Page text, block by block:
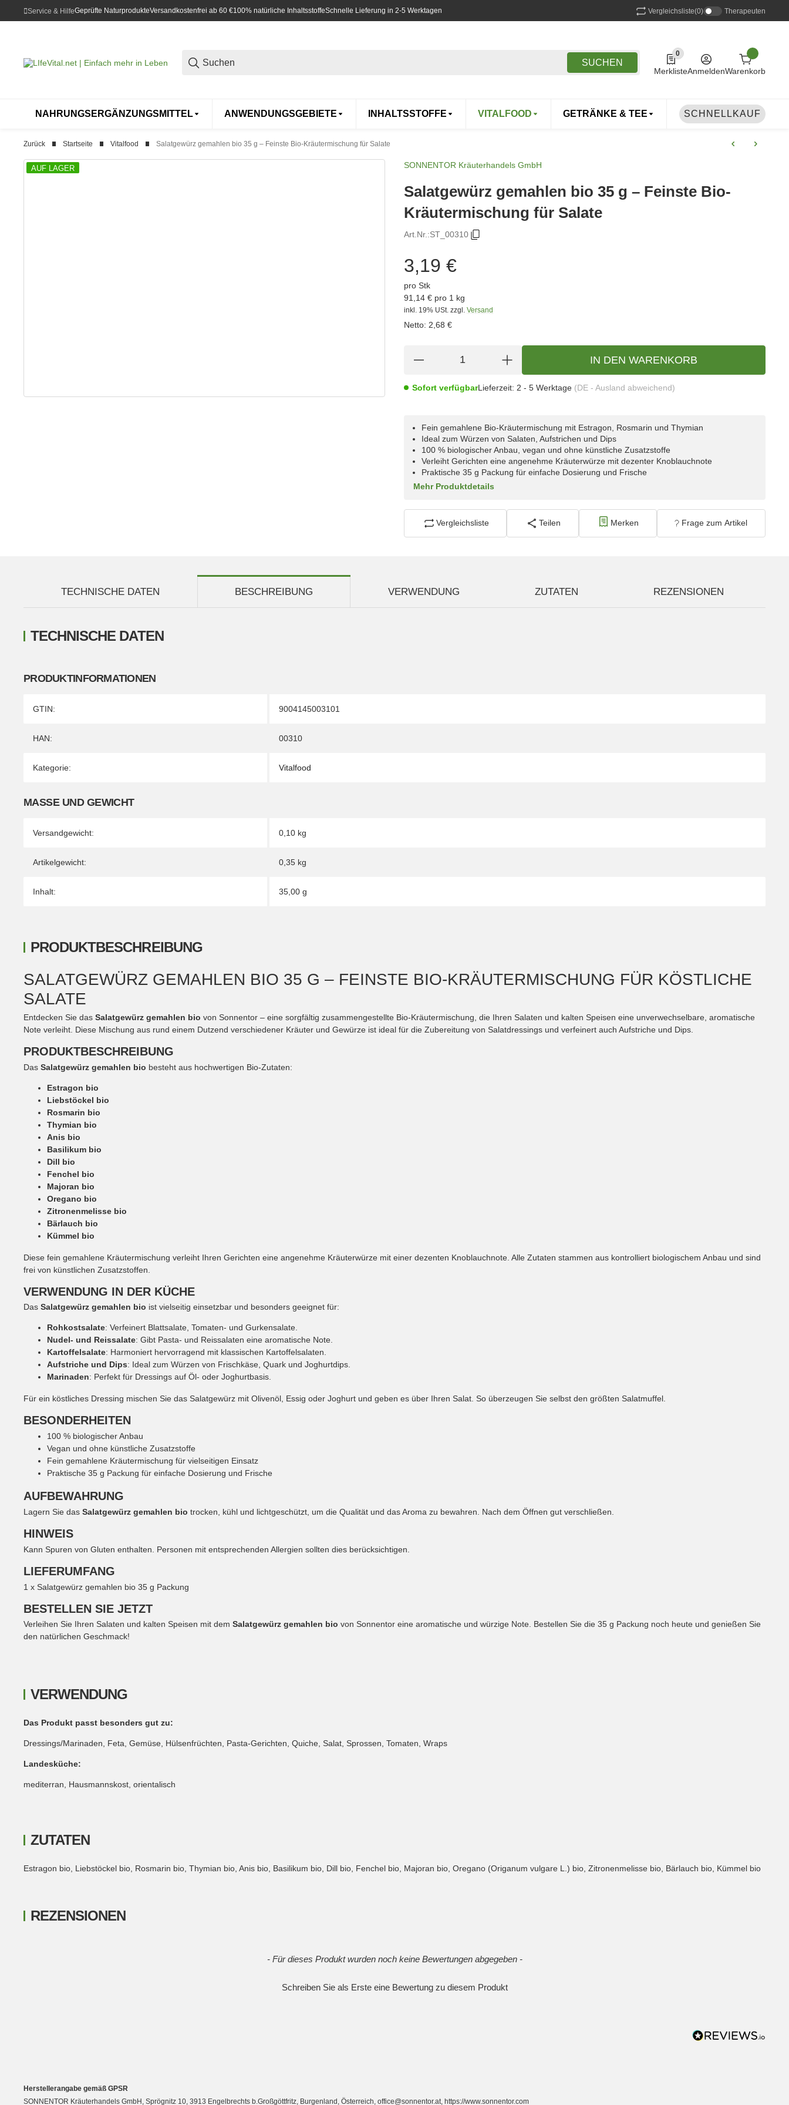
Service & HilfeGeprüfte NaturprodukteVersandkostenfrei ab 60 €100% natürliche InhaltsstoffeSchnelle Lieferung in 2-5 Werktagen Vergleichsliste(0) Therapeuten
SUCHEN
0
0 Produkte in der Liste
MerklisteAnmeldenWarenkorb
NAHRUNGSERGÄNZUNGSMITTEL ANWENDUNGSGEBIETE INHALTSSTOFFE VITALFOOD GETRÄNKE & TEE DROGERIE TIERE
SCHNELLKAUF
Zurück Startseite Vitalfood Salatgewürz gemahlen bio 35 g – Feinste Bio-Kräutermischung für Salate
AUF LAGER SONNENTOR Kräuterhandels GmbH
Salatgewürz gemahlen bio 35 g – Feinste Bio-
Kräutermischung für Salate
Art.Nr.:ST_00310
3,19 €
pro Stk
91,14 € pro 1 kg
inkl. 19% USt. zzgl. Versand
Netto: 2,68 €
IN DEN WARENKORB
Sofort verfügbarLieferzeit: 2 - 5 Werktage (DE - Ausland abweichend)
Fein gemahlene Bio-Kräutermischung mit Estragon, Rosmarin und Thymian
Ideal zum Würzen von Salaten, Aufstrichen und Dips
100 % biologischer Anbau, vegan und ohne künstliche Zusatzstoffe
Verleiht Gerichten eine angenehme Kräuterwürze mit dezenter Knoblauchnote
Praktische 35 g Packung für einfache Dosierung und Frische
Mehr Produktdetails
Vergleichsliste Teilen Merken Frage zum Artikel
TECHNISCHE DATEN BESCHREIBUNG VERWENDUNG ZUTATEN REZENSIONEN
TECHNISCHE DATEN
PRODUKTINFORMATIONEN
Produkteigenschaft
Wert
GTIN: 9004145003101
HAN: 00310
Kategorie: Vitalfood
MASSE UND GEWICHT
Versandgewicht: 0,10 kg
Artikelgewicht: 0,35 kg
Inhalt: 35,00 g
PRODUKTBESCHREIBUNG
SALATGEWÜRZ GEMAHLEN BIO 35 G – FEINSTE BIO-KRÄUTERMISCHUNG FÜR KÖSTLICHE
SALATE
Entdecken Sie das Salatgewürz gemahlen bio von Sonnentor – eine sorgfältig zusammengestellte Bio-Kräutermischung, die Ihren Salaten und kalten Speisen eine unverwechselbare, aromatische
Note verleiht. Diese Mischung aus rund einem Dutzend verschiedener Kräuter und Gewürze ist ideal für die Zubereitung von Salatdressings und verfeinert auch Aufstriche und Dips.
PRODUKTBESCHREIBUNG
Das Salatgewürz gemahlen bio besteht aus hochwertigen Bio-Zutaten:
Estragon bio
Liebstöckel bio
Rosmarin bio
Thymian bio
Anis bio
Basilikum bio
Dill bio
Fenchel bio
Majoran bio
Oregano bio
Zitronenmelisse bio
Bärlauch bio
Kümmel bio
Diese fein gemahlene Kräutermischung verleiht Ihren Gerichten eine angenehme Kräuterwürze mit einer dezenten Knoblauchnote. Alle Zutaten stammen aus kontrolliert biologischem Anbau und sind
frei von künstlichen Zusatzstoffen.
VERWENDUNG IN DER KÜCHE
Das Salatgewürz gemahlen bio ist vielseitig einsetzbar und besonders geeignet für:
Rohkostsalate: Verfeinert Blattsalate, Tomaten- und Gurkensalate.
Nudel- und Reissalate: Gibt Pasta- und Reissalaten eine aromatische Note.
Kartoffelsalate: Harmoniert hervorragend mit klassischen Kartoffelsalaten.
Aufstriche und Dips: Ideal zum Würzen von Frischkäse, Quark und Joghurtdips.
Marinaden: Perfekt für Dressings auf Öl- oder Joghurtbasis.
Für ein köstliches Dressing mischen Sie das Salatgewürz mit Olivenöl, Essig oder Joghurt und geben es über Ihren Salat. So überzeugen Sie selbst den größten Salatmuffel.
BESONDERHEITEN
100 % biologischer Anbau
Vegan und ohne künstliche Zusatzstoffe
Fein gemahlene Kräutermischung für vielseitigen Einsatz
Praktische 35 g Packung für einfache Dosierung und Frische
AUFBEWAHRUNG
Lagern Sie das Salatgewürz gemahlen bio trocken, kühl und lichtgeschützt, um die Qualität und das Aroma zu bewahren. Nach dem Öffnen gut verschließen.
HINWEIS
Kann Spuren von Gluten enthalten. Personen mit entsprechenden Allergien sollten dies berücksichtigen.
LIEFERUMFANG
1 x Salatgewürz gemahlen bio 35 g Packung
BESTELLEN SIE JETZT
Verleihen Sie Ihren Salaten und kalten Speisen mit dem Salatgewürz gemahlen bio von Sonnentor eine aromatische und würzige Note. Bestellen Sie die 35 g Packung noch heute und genießen Sie
den natürlichen Geschmack!
VERWENDUNG
Das Produkt passt besonders gut zu:
Dressings/Marinaden, Feta, Gemüse, Hülsenfrüchten, Pasta-Gerichten, Quiche, Salat, Sprossen, Tomaten, Wraps
Landesküche:
mediterran, Hausmannskost, orientalisch
ZUTATEN
Estragon bio, Liebstöckel bio, Rosmarin bio, Thymian bio, Anis bio, Basilikum bio, Dill bio, Fenchel bio, Majoran bio, Oregano (Origanum vulgare L.) bio, Zitronenmelisse bio, Bärlauch bio, Kümmel bio
REZENSIONEN
- Für dieses Produkt wurden noch keine Bewertungen abgegeben -
Schreiben Sie als Erste eine Bewertung zu diesem Produkt
Herstellerangabe gemäß GPSR
SONNENTOR Kräuterhandels GmbH, Sprögnitz 10, 3913 Engelbrechts b.Großgöttfritz, Burgenland, Österreich, office@sonnentor.at, https://www.sonnentor.com